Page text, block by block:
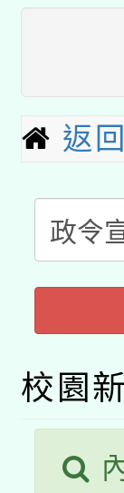
動
開
招
招)
適
本
暨
科
「
有
薪
轉
業
動
桃
開
返
校園